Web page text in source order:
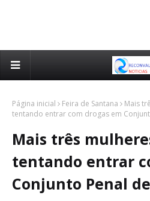
Página inicial Feira de Santana
Mais
tentando entrar com drogas em
Mais três
tentando entrar
Conjunto Penal